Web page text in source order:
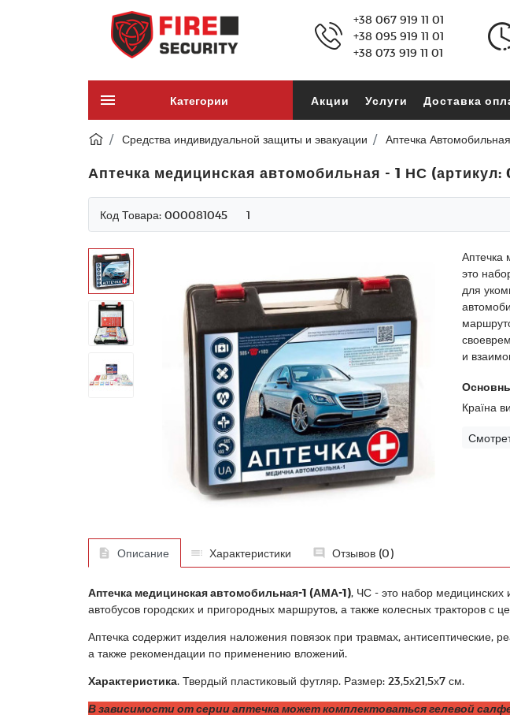
+38 067 919 11 01
+38 095 919 11 01
+38 073 919 11 01
Категории Акции Услуги Доставка
Средства индивидуальной защиты и эвакуации Аптечка Автомобильная
Аптечка медицинская автомобильная - 1 НС
Код Товара: 000081045 1
Аптечка
это
для
и
Країна
Описание Характеристики Отзывов (0)
Аптечка медицинская автомобильная-1 (АМА-1), ЧС - это набор медицинских
автобусов городских и пригородных маршрутов, а также колесных тракторов
Аптечка содержит изделия наложения повязок при травмах,
а также рекомендации по применению вложений.
Характеристика. Твердый пластиковый футляр. Размер: 23,5х21,5х7 см.
В зависимости от серии аптечка может комплектоваться гелевой